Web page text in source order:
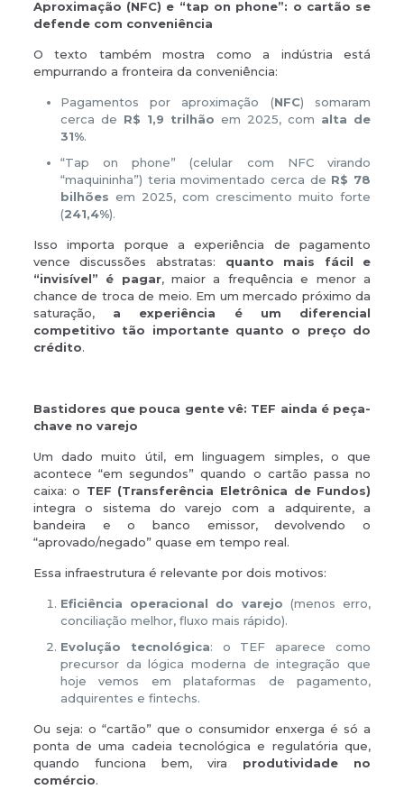
Aproximação (NFC) e “tap on phone”: o cartão se
defende com conveniência
O texto também mostra como a indústria está
empurrando a fronteira da conveniência:
Pagamentos por aproximação (NFC) somaram
cerca de R$ 1,9 trilhão em 2025, com alta de
31%.
“Tap on phone” (celular com NFC virando
“maquininha”) teria movimentado cerca de R$ 78
bilhões em 2025, com crescimento muito forte
(241,4%).
Isso importa porque a experiência de pagamento
vence discussões abstratas: quanto mais fácil e
“invisível” é pagar, maior a frequência e menor a
chance de troca de meio. Em um mercado próximo da
saturação, a experiência é um diferencial
competitivo tão importante quanto o preço do
crédito.
Bastidores que pouca gente vê: TEF ainda é peça-
chave no varejo
Um dado muito útil, em linguagem simples, o que
acontece “em segundos” quando o cartão passa no
caixa: o TEF (Transferência Eletrônica de Fundos)
integra o sistema do varejo com a adquirente, a
bandeira e o banco emissor, devolvendo o
“aprovado/negado” quase em tempo real.
Essa infraestrutura é relevante por dois motivos:
Eficiência operacional do varejo (menos erro,
conciliação melhor, fluxo mais rápido).
Evolução tecnológica: o TEF aparece como
precursor da lógica moderna de integração que
hoje vemos em plataformas de pagamento,
adquirentes e fintechs.
Ou seja: o “cartão” que o consumidor enxerga é só a
ponta de uma cadeia tecnológica e regulatória que,
quando funciona bem, vira produtividade no
comércio.